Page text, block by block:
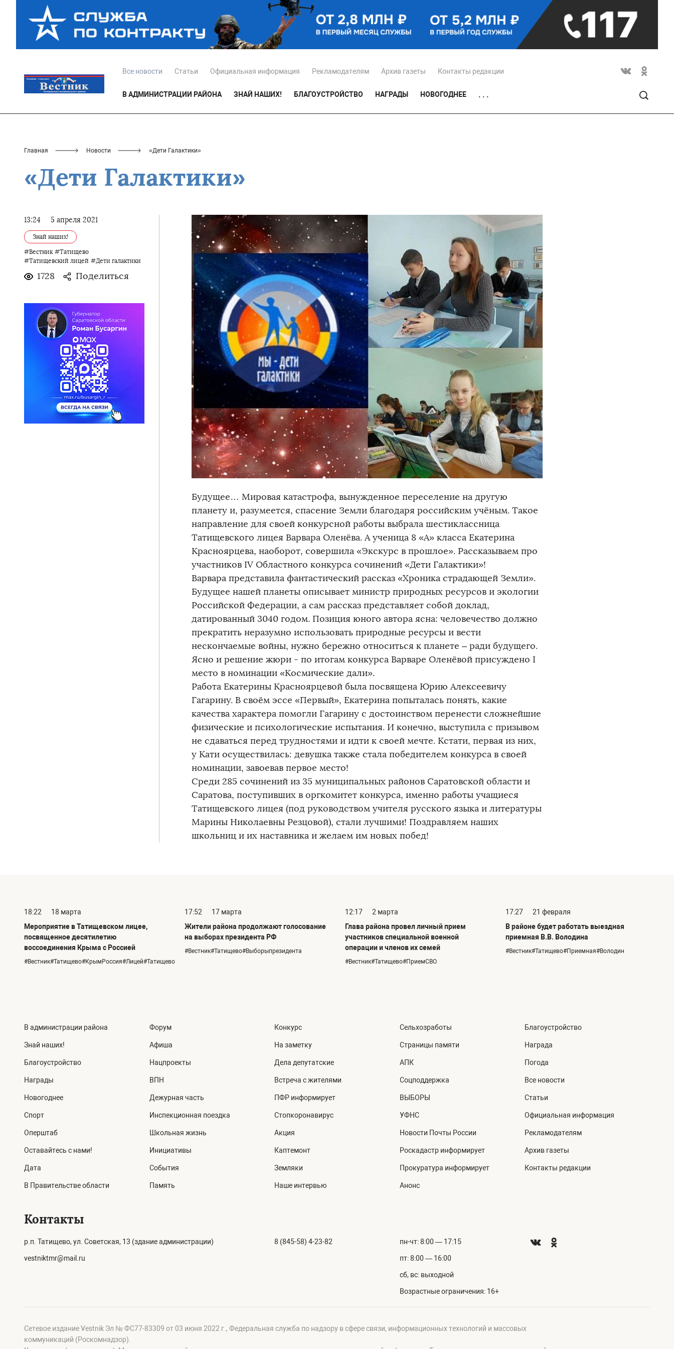
Все новости Статьи Официальная информация Рекламодателям Архив газеты Контакты редакции
В АДМИНИСТРАЦИИ РАЙОНА ЗНАЙ НАШИХ! БЛАГОУСТРОЙСТВО НАГРАДЫ НОВОГОДНЕЕ . . .
Главная Новости «Дети Галактики»
«Дети Галактики»
13:24 5 апреля 2021
Знай наших!
#Вестник #Татищево
#Татищевский лицей #Дети галактики
1728 Поделиться
Будущее… Мировая катастрофа, вынужденное переселение на другую
планету и, разумеется, спасение Земли благодаря российским учёным. Такое
направление для своей конкурсной работы выбрала шестиклассница
Татищевского лицея Варвара Оленёва. А ученица 8 «А» класса Екатерина
Красноярцева, наоборот, совершила «Экскурс в прошлое». Рассказываем про
участников IV Областного конкурса сочинений «Дети Галактики»!
Варвара представила фантастический рассказ «Хроника страдающей Земли».
Будущее нашей планеты описывает министр природных ресурсов и экологии
Российской Федерации, а сам рассказ представляет собой доклад,
датированный 3040 годом. Позиция юного автора ясна: человечество должно
прекратить неразумно использовать природные ресурсы и вести
нескончаемые войны, нужно бережно относиться к планете – ради будущего.
Ясно и решение жюри - по итогам конкурса Варваре Оленёвой присуждено I
место в номинации «Космические дали».
Работа Екатерины Красноярцевой была посвящена Юрию Алексеевичу
Гагарину. В своём эссе «Первый», Екатерина попыталась понять, какие
качества характера помогли Гагарину с достоинством перенести сложнейшие
физические и психологические испытания. И конечно, выступила с призывом
не сдаваться перед трудностями и идти к своей мечте. Кстати, первая из них,
у Кати осуществилась: девушка также стала победителем конкурса в своей
номинации, завоевав первое место!
Среди 285 сочинений из 35 муниципальных районов Саратовской области и
Саратова, поступивших в оргкомитет конкурса, именно работы учащиеся
Татищевского лицея (под руководством учителя русского языка и литературы
Марины Николаевны Резцовой), стали лучшими! Поздравляем наших
школьниц и их наставника и желаем им новых побед!
18:22
18 марта
Мероприятие в Татищевском лицее,
посвященное десятилетию
воссоединения Крыма с Россией
#Вестник#Татищево#КрымРоссия#Лицей#Татищево
17:52
17 марта
Жители района продолжают голосование
на выборах президента РФ
#Вестник#Татищево#Выборыпрезидента
12:17
2 марта
Глава района провел личный прием
участников специальной военной
операции и членов их семей
#Вестник#Татищево#ПриемСВО
17:27
21 февраля
В районе будет работать выездная
приемная В.В. Володина
#Вестник#Татищево#Приемная#Володин
В администрации района
Знай наших!
Благоустройство
Награды
Новогоднее
Спорт
Оперштаб
Оставайтесь с нами!
Дата
В Правительстве области
Форум
Афиша
Нацпроекты
ВПН
Дежурная часть
Инспекционная поездка
Школьная жизнь
Инициативы
События
Память
Конкурс
На заметку
Дела депутатские
Встреча с жителями
ПФР информирует
Стопкоронавирус
Акция
Каптемонт
Земляки
Наше интервью
Сельхозработы
Страницы памяти
АПК
Соцподдержка
ВЫБОРЫ
УФНС
Новости Почты России
Роскадастр информирует
Прокуратура информирует
Анонс
Благоустройство
Награда
Погода
Все новости
Статьи
Официальная информация
Рекламодателям
Архив газеты
Контакты редакции
Контакты
р.п. Татищево, ул. Советская, 13 (здание администрации)
vestniktmr@mail.ru
8 (845-58) 4-23-82 пн-чт: 8:00 — 17:15
пт: 8:00 — 16:00
сб, вс: выходной
Возрастные ограничения: 16+
Сетевое издание Vestnik Эл № ФС77-83309 от 03 июня 2022 г., Федеральная служба по надзору в сфере связи, информационных технологий и массовых
коммуникаций (Роскомнадзор).